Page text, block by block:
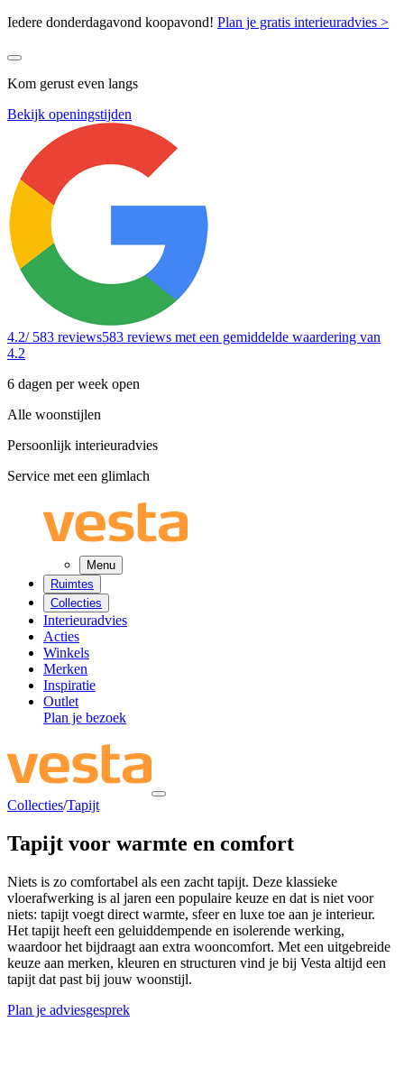
Iedere donderdagavond koopavond! Plan je gratis interieuradvies >
Kom gerust even langs
Bekijk openingstijden
4.2/ 583 reviews583 reviews met een gemiddelde waardering van
4.2
6 dagen per week open
Alle woonstijlen
Persoonlijk interieuradvies
Service met een glimlach
Menu
Ruimtes
Collecties
Interieuradvies
Acties
Winkels
Merken
Inspiratie
Outlet
Plan je bezoek
Collecties/Tapijt
Tapijt voor warmte en comfort
Niets is zo comfortabel als een zacht tapijt. Deze klassieke
vloerafwerking is al jaren een populaire keuze en dat is niet voor
niets: tapijt voegt direct warmte, sfeer en luxe toe aan je interieur.
Het tapijt heeft een geluiddempende en isolerende werking,
waardoor het bijdraagt aan extra wooncomfort. Met een uitgebreide
keuze aan merken, kleuren en structuren vind je bij Vesta altijd een
tapijt dat past bij jouw woonstijl.
Plan je adviesgesprek